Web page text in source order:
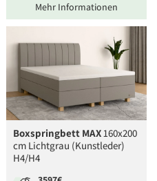
Mehr Informationen
Boxspringbett MAX160x200
cm Lichtgrau (Kunstleder)
H4/H4